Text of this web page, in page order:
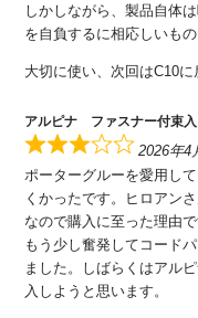
しかしながら、製品自体
を自負するに相応しいもの
大切に使い、次回はC10に
アルピナ ファスナー付束入
2026年4
ポーターグルーを愛用し
くかったです。ヒロアン
なので購入に至った理由
もう少し奮発してコード
ました。しばらくはアル
入しようと思います。